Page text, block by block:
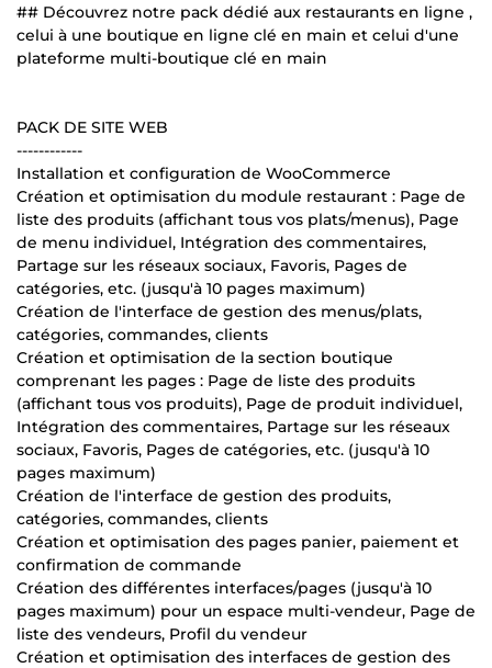
## Découvrez notre pack dédié aux restaurants en ligne ,
celui à une boutique en ligne clé en main et celui d'une
plateforme multi-boutique clé en main
PACK DE SITE WEB
------------
Installation et configuration de WooCommerce
Création et optimisation du module restaurant : Page de
liste des produits (affichant tous vos plats/menus), Page
de menu individuel, Intégration des commentaires,
Partage sur les réseaux sociaux, Favoris, Pages de
catégories, etc. (jusqu'à 10 pages maximum)
Création de l'interface de gestion des menus/plats,
catégories, commandes, clients
Création et optimisation de la section boutique
comprenant les pages : Page de liste des produits
(affichant tous vos produits), Page de produit individuel,
Intégration des commentaires, Partage sur les réseaux
sociaux, Favoris, Pages de catégories, etc. (jusqu'à 10
pages maximum)
Création de l'interface de gestion des produits,
catégories, commandes, clients
Création et optimisation des pages panier, paiement et
confirmation de commande
Création des différentes interfaces/pages (jusqu'à 10
pages maximum) pour un espace multi-vendeur, Page de
liste des vendeurs, Profil du vendeur
Création et optimisation des interfaces de gestion des